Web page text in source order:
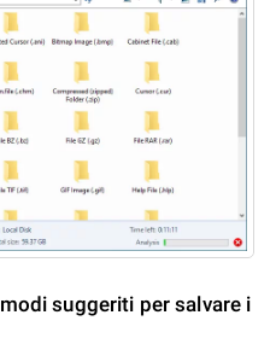
modi suggeriti per salvare i